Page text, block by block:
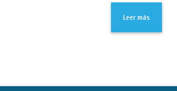
Leer más